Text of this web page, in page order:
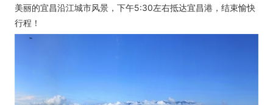
美丽的宜昌沿江城市风景，下午5:30左右抵达宜昌港，结束愉快
行程！